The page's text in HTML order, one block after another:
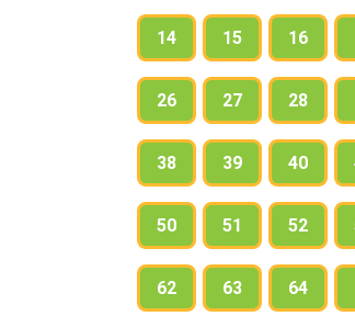
14 15 16
26 27 28
38 39 40
50 51 52
62 63 64